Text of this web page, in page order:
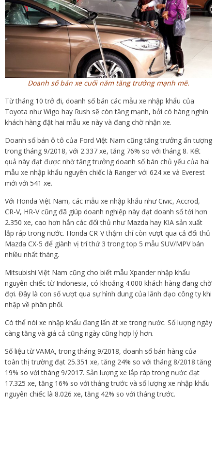
Doanh số bán xe cuối năm tăng trưởng mạnh mẽ.
Từ tháng 10 trở đi, doanh số bán các mẫu xe nhập khẩu của
Toyota như Wigo hay Rush sẽ còn tăng mạnh, bởi có hàng nghìn
khách hàng đặt hai mẫu xe này và đang chờ nhận xe.
Doanh số bán ô tô của Ford Việt Nam cũng tăng trưởng ấn tượng
trong tháng 9/2018, với 2.337 xe, tăng 76% so với tháng 8. Kết
quả này đạt được nhờ tăng trưởng doanh số bán chủ yếu của hai
mẫu xe nhập khẩu nguyên chiếc là Ranger với 624 xe và Everest
mới với 541 xe.
Với Honda Việt Nam, các mẫu xe nhập khẩu như Civic, Accrod,
CR-V, HR-V cũng đã giúp doanh nghiệp này đạt doanh số tới hơn
2.350 xe, cao hơn hẳn các đối thủ như Mazda hay KIA sản xuất
lắp ráp trong nước. Honda CR-V thậm chí còn vượt qua cả đối thủ
Mazda CX-5 để giành vị trí thứ 3 trong top 5 mẫu SUV/MPV bán
nhiều nhất tháng.
Mitsubishi Việt Nam cũng cho biết mẫu Xpander nhập khẩu
nguyên chiếc từ Indonesia, có khoảng 4.000 khách hàng đang chờ
đợi. Đây là con số vượt qua sự hình dung của lãnh đạo công ty khi
nhập về phân phối.
Có thể nói xe nhập khẩu đang lấn át xe trong nước. Số lượng ngày
càng tăng và giá cả cũng ngày cũng hợp lý hơn.
Số liệu từ VAMA, trong tháng 9/2018, doanh số bán hàng của
toàn thị trường đạt 25.351 xe, tăng 24% so với tháng 8/2018 tăng
19% so với tháng 9/2017. Sản lượng xe lắp ráp trong nước đạt
17.325 xe, tăng 16% so với tháng trước và số lượng xe nhập khẩu
nguyên chiếc là 8.026 xe, tăng 42% so với tháng trước.